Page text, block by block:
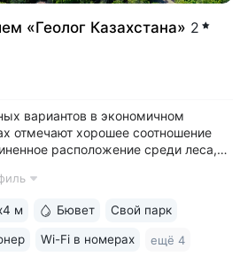
«Геолог Казахстана» 2
вариантов в экономичном
отмечают хорошее соотношение
расположение среди леса,
деревьями, беседками,
м Бювет Свой парк
Wi-Fi в номерах ещё 4